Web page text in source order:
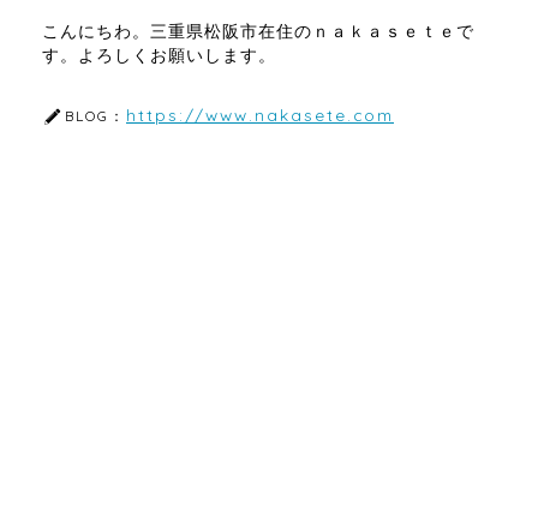
こんにちわ。三重県松阪市在住のｎａｋａｓｅｔｅで
す。よろしくお願いします。
BLOG： https://www.nakasete.com